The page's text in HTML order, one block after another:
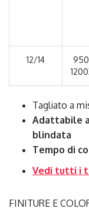
12/14
Tagliato a
Adattabile
blindata
Tempo di
Vedi tutti i
FINITURE E